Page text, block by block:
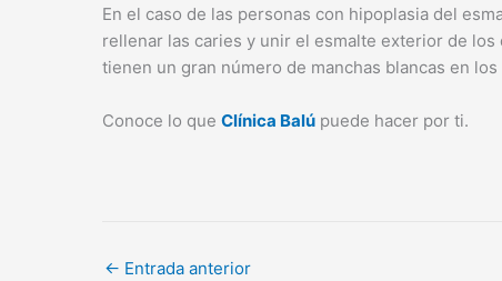
En el caso de las personas con hipoplasia del
rellenar las caries y unir el esmalte exterior de
tienen un gran número de manchas blancas en
Conoce lo que Clínica Balú puede hacer por ti.
← Entrada anterior